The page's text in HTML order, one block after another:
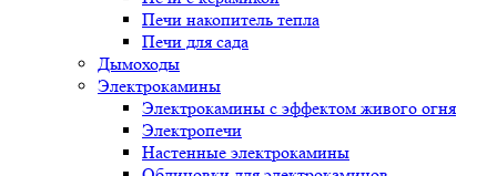
Печи накопитель тепла
Печи для сада
Дымоходы
Электрокамины
Электрокамины с эффектом живого огня
Электропечи
Настенные электрокамины